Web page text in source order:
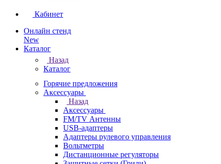
Кабинет
Онлайн стенд
New
Каталог
Назад
Каталог
Горячие предложения
Аксессуары
Назад
Аксессуары
FM/TV Антенны
USB-адаптеры
Адаптеры рулевого управления
Вольтметры
Дистанционные регуляторы